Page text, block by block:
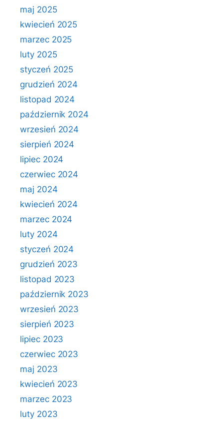
maj 2025
kwiecień 2025
marzec 2025
luty 2025
styczeń 2025
grudzień 2024
listopad 2024
październik 2024
wrzesień 2024
sierpień 2024
lipiec 2024
czerwiec 2024
maj 2024
kwiecień 2024
marzec 2024
luty 2024
styczeń 2024
grudzień 2023
listopad 2023
październik 2023
wrzesień 2023
sierpień 2023
lipiec 2023
czerwiec 2023
maj 2023
kwiecień 2023
marzec 2023
luty 2023